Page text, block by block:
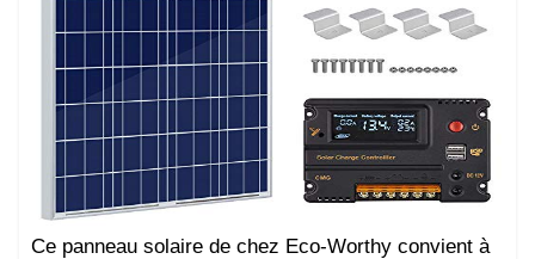
Ce panneau solaire de chez Eco-Worthy convient à